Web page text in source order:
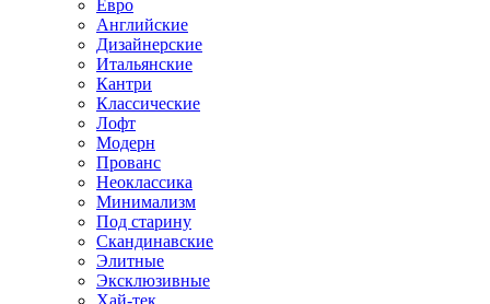
Евро
Английские
Дизайнерские
Итальянские
Кантри
Классические
Лофт
Модерн
Прованс
Неоклассика
Минимализм
Под старину
Скандинавские
Элитные
Эксклюзивные
Хай-тек